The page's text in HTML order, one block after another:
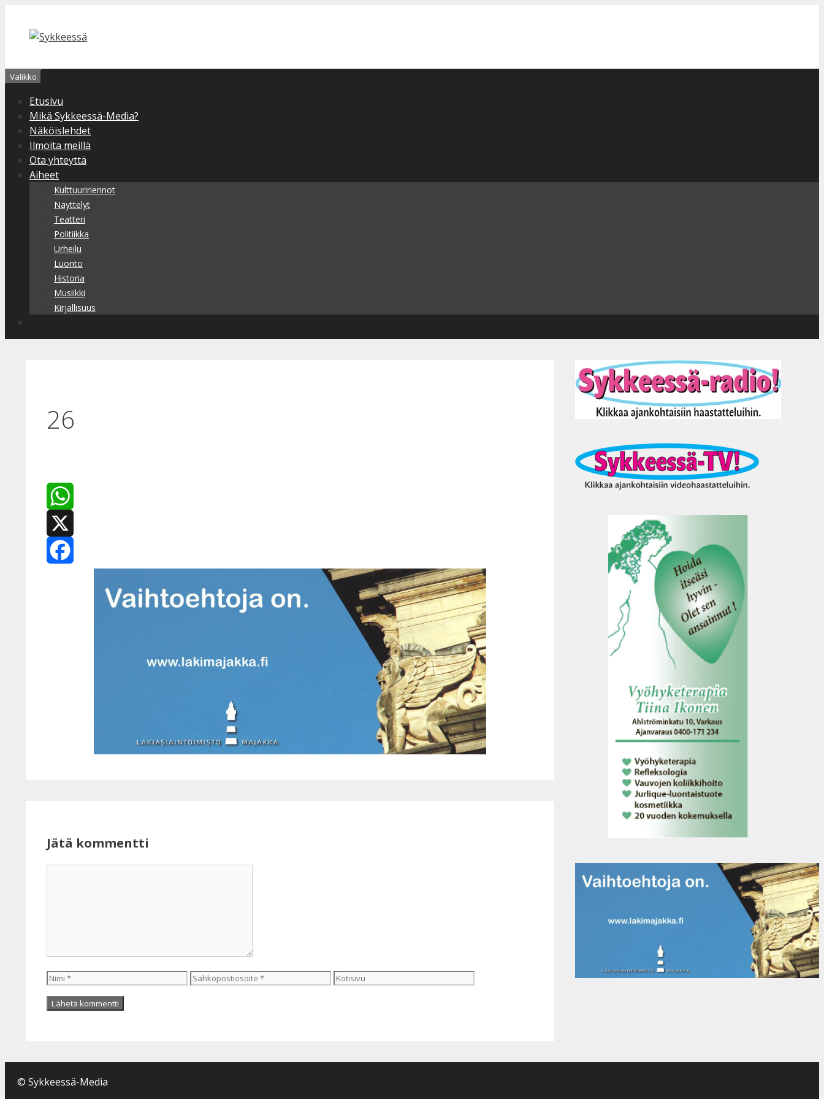
sisältöön
Valikko
Etusivu
Mikä Sykkeessä-Media?
Näköislehdet
Ilmoita meillä
Ota yhteyttä
Aiheet
Kulttuuririennot
Näyttelyt
Teatteri
Politiikka
Urheilu
Luonto
Historia
Musiikki
Kirjallisuus
26
WhatsApp
X
Jätä kommentti
Nimi Sähköpostiosoite Kotisivu
© Sykkeessä-Media